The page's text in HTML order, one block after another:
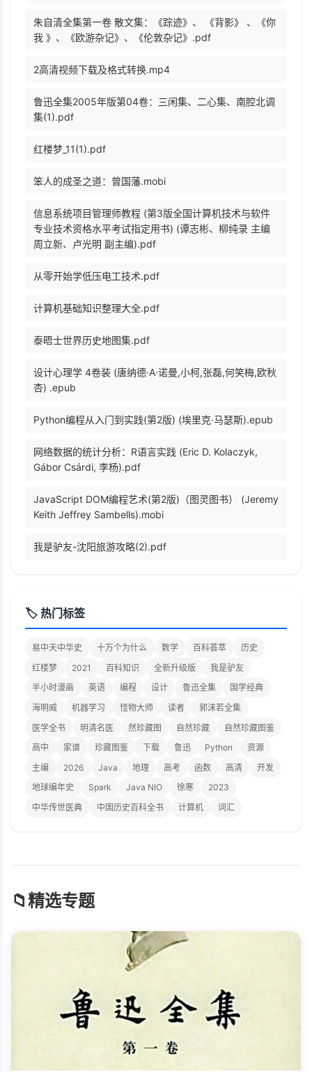
朱自清全集第一卷 散文集：《踪迹》、 《背影》 、《你
我 》、《欧游杂记》、《伦敦杂记》.pdf
2高清视频下载及格式转换.mp4
鲁迅全集2005年版第04卷：三闲集、二心集、南腔北调
集(1).pdf
红楼梦_11(1).pdf
笨人的成圣之道：曾国藩.mobi
信息系统项目管理师教程 (第3版全国计算机技术与软件
专业技术资格水平考试指定用书) (谭志彬、柳纯录 主编
周立新、卢光明 副主编).pdf
从零开始学低压电工技术.pdf
计算机基础知识整理大全.pdf
泰晤士世界历史地图集.pdf
设计心理学 4卷装 (唐纳德·A·诺曼,小柯,张磊,何笑梅,欧秋
杏) .epub
Python编程从入门到实践(第2版) (埃里克·马瑟斯).epub
网络数据的统计分析：R语言实践 (Eric D. Kolaczyk,
Gábor Csárdi, 李杨).pdf
JavaScript DOM编程艺术(第2版)（图灵图书） (Jeremy
Keith Jeffrey Sambells).mobi
我是驴友-沈阳旅游攻略(2).pdf
🏷️ 热门标签
易中天中华史 十万个为什么 数学 百科荟萃
历史
红楼梦
2021 百科知识 全新升级版
我是驴友
半小时漫画
英语 编程 设计 鲁迅全集
国学经典
海明威
机器学习 怪物大师 读者
郭沫若全集
医学全书
明清名医 然珍藏图 自然珍藏
自然珍藏图鉴
高中
家谱 珍藏图鉴 下载 鲁迅 Python
资源
主编
2026 Java 地理 高考 函数 高清
开发
地球编年史
Spark Java NIO 徐寒
2023
中华传世医典
中国历史百科全书 计算机 词汇
📁精选专题